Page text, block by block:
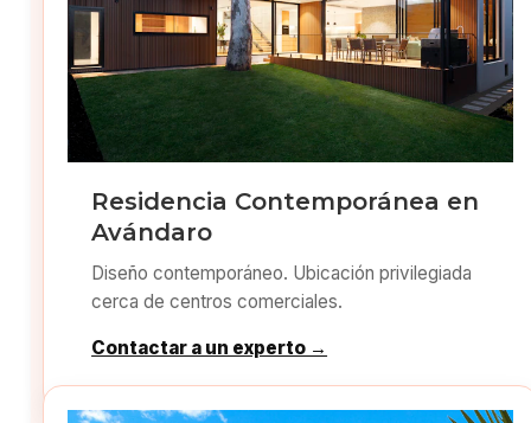
Residencia Contemporánea en
Avándaro
Diseño contemporáneo. Ubicación privilegiada
cerca de centros comerciales.
Contactar a un experto →